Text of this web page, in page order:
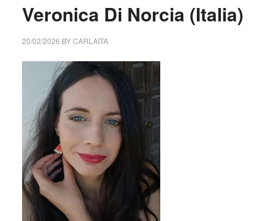
Veronica Di Norcia (Italia)
20/02/2026 BYCARLAITA